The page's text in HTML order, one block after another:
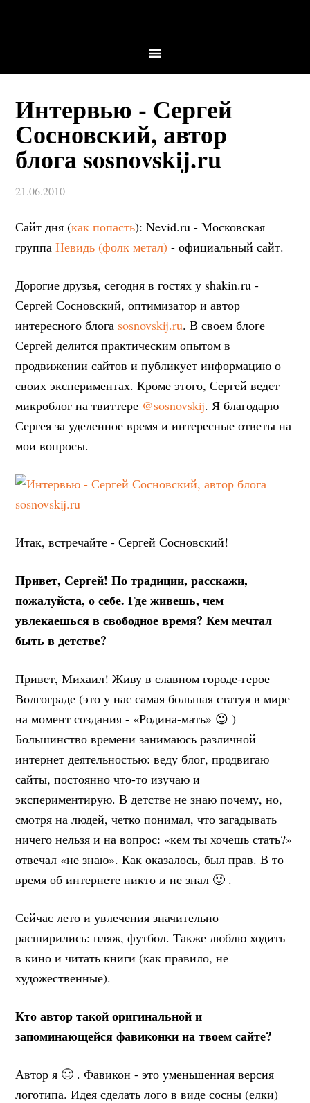
Интервью - Сергей
Сосновский, автор
блога sosnovskij.ru
21.06.2010
Сайт дня (как попасть): Nevid.ru - Московская
группаНевидь (фолк метал) - официальный сайт.
Дорогие друзья, сегодня в гостях у shakin.ru -
Сергей Сосновский, оптимизатор и автор
интересного блога sosnovskij.ru. В своем блоге
Сергей делится практическим опытом в
продвижении сайтов и публикует информацию о
своих экспериментах. Кроме этого, Сергей ведет
микроблог на твиттере @sosnovskij. Я благодарю
Сергея за уделенное время и интересные ответы на
мои вопросы.
Итак, встречайте - Сергей Сосновский!
Привет, Сергей! По традиции, расскажи,
пожалуйста, о себе. Где живешь, чем
увлекаешься в свободное время? Кем мечтал
быть в детстве?
Привет, Михаил! Живу в славном городе-герое
Волгограде (это у нас самая большая статуя в мире
на момент создания - «Родина-мать» 😉 )
Большинство времени занимаюсь различной
интернет деятельностью: веду блог, продвигаю
сайты, постоянно что-то изучаю и
экспериментирую. В детстве не знаю почему, но,
смотря на людей, четко понимал, что загадывать
ничего нельзя и на вопрос: «кем ты хочешь стать?»
отвечал «не знаю». Как оказалось, был прав. В то
время об интернете никто и не знал 🙂 .
Сейчас лето и увлечения значительно
расширились: пляж, футбол. Также люблю ходить
в кино и читать книги (как правило, не
художественные).
Кто автор такой оригинальной и
запоминающейся фавиконки на твоем сайте?
Автор я 🙂 . Фавикон - это уменьшенная версия
логотипа. Идея сделать лого в виде сосны (елки)